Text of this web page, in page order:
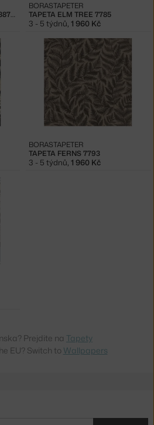
TAPETA BOROSAN FLORIAN 38738 TAPETA ELM TREE 7785
BORASTAPETER
3 - 5 týdnů, 1 960 Kč
TAPETA FERNS 7793
BORASTAPETER
3 - 5 týdnů, 1 960 Kč
Prejdite na Tapety
EU? Switch to Wallpapers